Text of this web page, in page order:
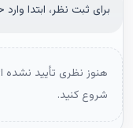
برای ثبت نظر، ابتدا
هنوز نظری تأیید
شروع کنید.